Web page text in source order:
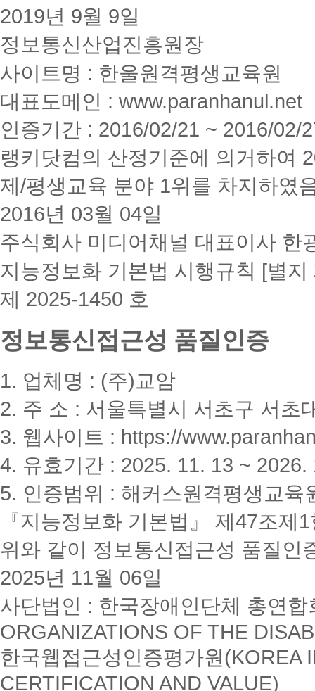
2019년 9월 9일
정보통신산업진흥원장
사이트명 : 한울원격평생교육원
대표도메인 : www.paranhanul.net
인증기간 : 2016/02/21 ~ 2016/02/
랭키닷컴의 산정기준에 의거하여
제/평생교육 분야 1위를 차지하였
2016년 03월 04일
주식회사 미디어채널 대표이사 한
지능정보화 기본법 시행규칙 [별지
제 2025-1450 호
정보통신접근성 품질인증
1. 업체명 : (주)교암
2. 주 소 : 서울특별시 서초구 서초
3. 웹사이트 : https://
4. 유효기간 : 2025. 11. 13 ~ 2026.
5. 인증범위 : 해커스원격평생교육
『지능정보화 기본법』 제47조
위와 같이 정보통신접근성 품질인
2025년 11월 06일
사단법인 : 한국장애인단체 총연
ORGANIZATIONS OF THE
한국웹접근성인증평가원(KOREA
CERTIFICATION AND VALUE)